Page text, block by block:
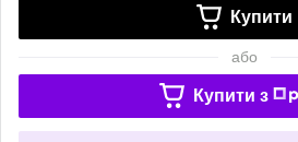
Купити
або
Купити з